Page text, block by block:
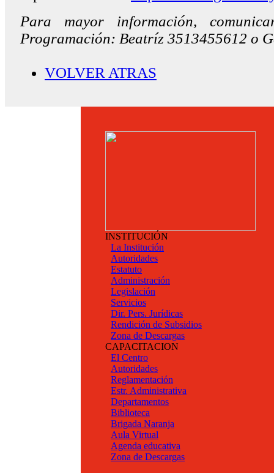
Para mayor información,
Programación: Beatríz 3513455612 o
VOLVER ATRAS
INSTITUCIÓN
La Institución
Autoridades
Estatuto
Administración
Legislación
Servicios
Dir. Pers. Jurídicas
Rendición de Subsidios
Zona de Descargas
CAPACITACION
El Centro
Autoridades
Reglamentación
Estr. Administrativa
Departamentos
Biblioteca
Brigada Naranja
Aula Virtual
Agenda educativa
Zona de Descargas